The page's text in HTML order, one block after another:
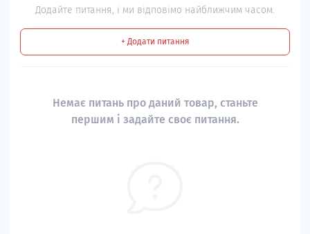
Додайте питання, і ми відповімо найближчим часом.
+ Додати питання
Немає питань про даний товар, станьте
першим і задайте своє питання.